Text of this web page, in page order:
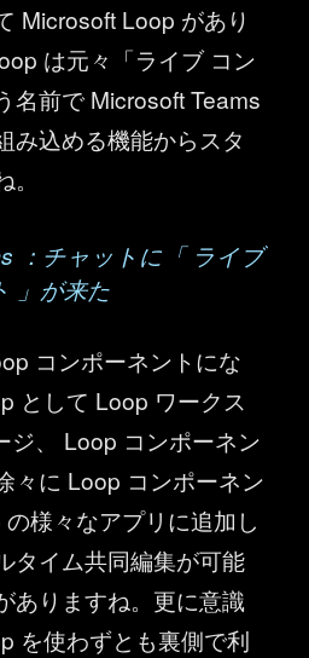
Microsoft Loop があり
は元々「ライブ コン
名前で Microsoft Teams
み込める機能からスタ
：チャットに「 ライブ
」が来た
コンポーネントにな
として Loop ワークス
ジ、 Loop コンポーネン
々に Loop コンポーネン
様々なアプリに追加し
タイム共同編集が可能
ありますね。更に意識
を使わずとも裏側で利